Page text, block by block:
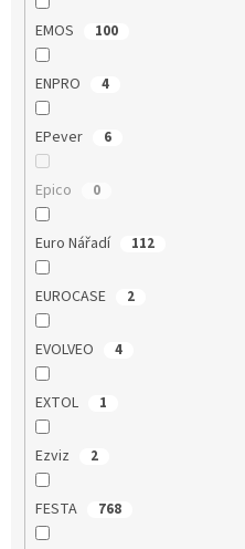
EMOS 100
ENPRO 4
EPever 6
Epico 0
Euro Nářadí 112
EUROCASE 2
EVOLVEO 4
EXTOL 1
Ezviz 2
FESTA 768